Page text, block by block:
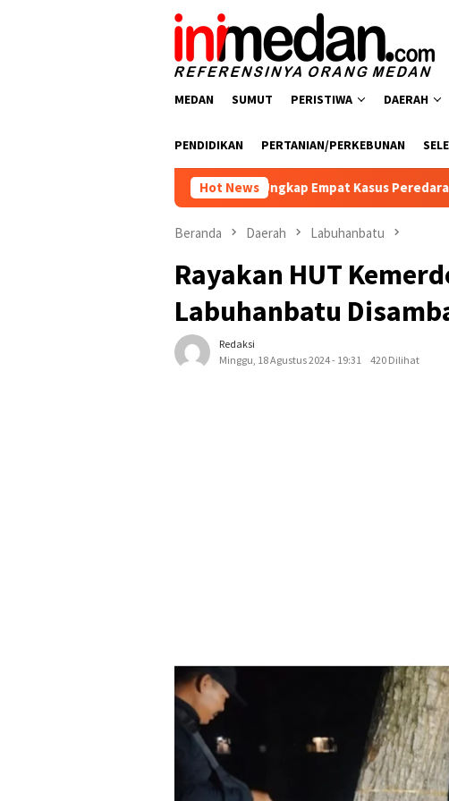
MEDAN SUMUT PERISTIWA DAERAH
PENDIDIKAN PERTANIAN/PERKEBUNAN
Hot News
Polres Batu Bara Ungkap Empat Kasus Peredaran Narkotika,
Beranda Daerah Labuhanbatu
Rayakan HUT
Labuhanbatu
Redaksi
Minggu, 18 Agustus 2024 - 19:31
420 Dilihat